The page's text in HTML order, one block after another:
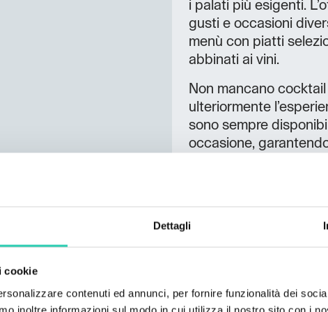
Dettagli
cookie
contenuti ed annunci, per fornire funzionalità dei
i palati più esigenti.
gusti e occasioni
menù con piatti
abbinati ai vini.
Non mancano
ulteriormente
sono sempre
occasione,
Dettagli accoglienti e
confortevole e
gastronomia. Il locale